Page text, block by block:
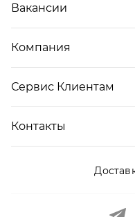
Вакансии
Компания
Сервис Клиентам
Контакты